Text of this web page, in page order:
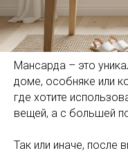
Мансарда – это
доме, особняке или
где хотите
вещей, а с большей
Так или иначе, после